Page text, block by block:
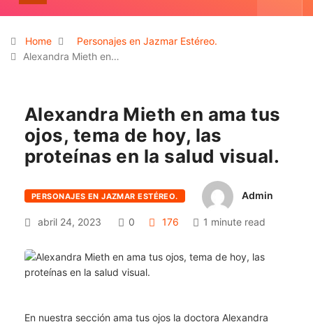
Home
Personajes en Jazmar Estéreo.
Alexandra Mieth en…
Alexandra Mieth en ama tus
ojos, tema de hoy, las
proteínas en la salud visual.
PERSONAJES EN JAZMAR ESTÉREO. Admin
abril 24, 2023 0 176 1 minute read
En nuestra sección ama tus ojos la doctora Alexandra